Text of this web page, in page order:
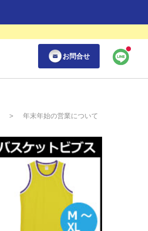
お問合せ
> 年末年始の営業について